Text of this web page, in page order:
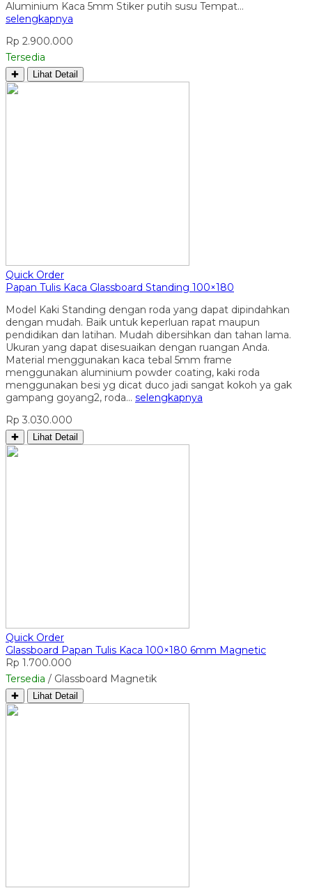
Aluminium Kaca 5mm Stiker putih susu Tempat…
selengkapnya
Rp 2.900.000
Tersedia
✚ Lihat Detail
Quick Order
Papan Tulis Kaca Glassboard Standing 100×180
Model Kaki Standing dengan roda yang dapat dipindahkan
dengan mudah. Baik untuk keperluan rapat maupun
pendidikan dan latihan. Mudah dibersihkan dan tahan lama.
Ukuran yang dapat disesuaikan dengan ruangan Anda.
Material menggunakan kaca tebal 5mm frame
menggunakan aluminium powder coating, kaki roda
menggunakan besi yg dicat duco jadi sangat kokoh ya gak
gampang goyang2, roda… selengkapnya
Rp 3.030.000
✚ Lihat Detail
Quick Order
Glassboard Papan Tulis Kaca 100×180 6mm Magnetic
Rp 1.700.000
Tersedia / Glassboard Magnetik
✚ Lihat Detail